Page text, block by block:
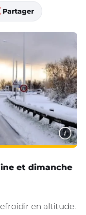
Partager
i
et dimanche
en altitude.